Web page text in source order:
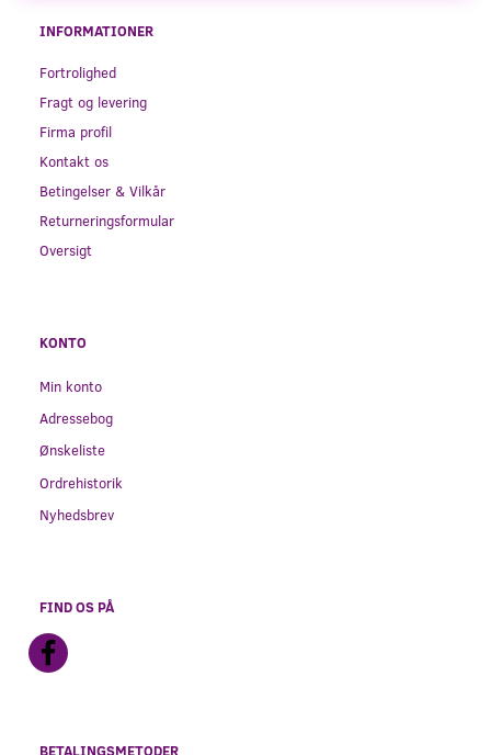
INFORMATIONER
Fortrolighed
Fragt og levering
Firma profil
Kontakt os
Betingelser & Vilkår
Returneringsformular
Oversigt
KONTO
Min konto
Adressebog
Ønskeliste
Ordrehistorik
Nyhedsbrev
FIND OS PÅ
BETALINGSMETODER